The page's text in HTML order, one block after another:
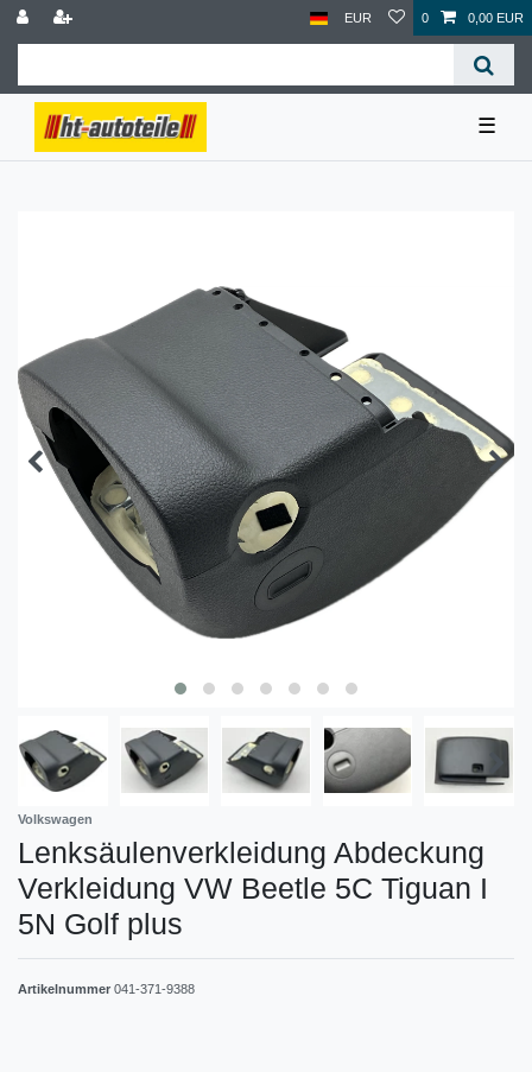
EUR 0 0,00 EUR
☰
Volkswagen
Lenksäulenverkleidung Abdeckung
Verkleidung VW Beetle 5C Tiguan I
5N Golf plus
Artikelnummer 041-371-9388